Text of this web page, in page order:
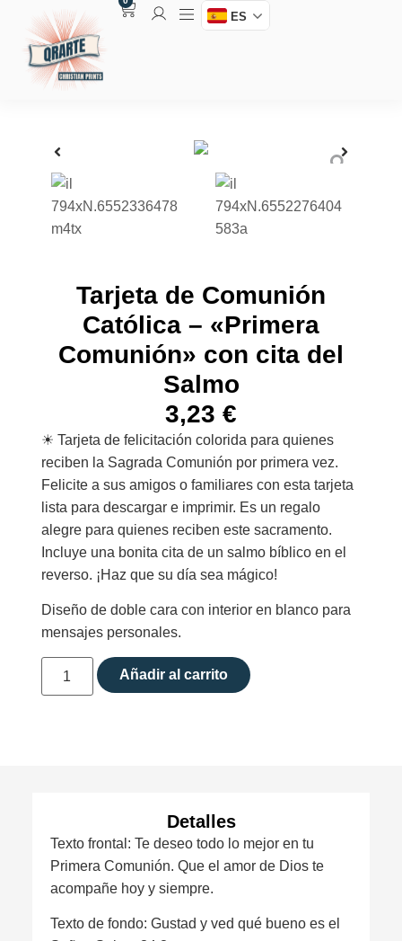
ES
Tarjeta de Comunión
Católica – «Primera
Comunión» con cita del
Salmo
3,23 €
☀︎ Tarjeta de felicitación colorida para quienes
reciben la Sagrada Comunión por primera vez.
Felicite a sus amigos o familiares con esta tarjeta
lista para descargar e imprimir. Es un regalo
alegre para quienes reciben este sacramento.
Incluye una bonita cita de un salmo bíblico en el
reverso. ¡Haz que su día sea mágico!
Diseño de doble cara con interior en blanco para
mensajes personales.
Añadir al carrito
Detalles
Texto frontal: Te deseo todo lo mejor en tu
Primera Comunión. Que el amor de Dios te
acompañe hoy y siempre.
Texto de fondo: Gustad y ved qué bueno es el